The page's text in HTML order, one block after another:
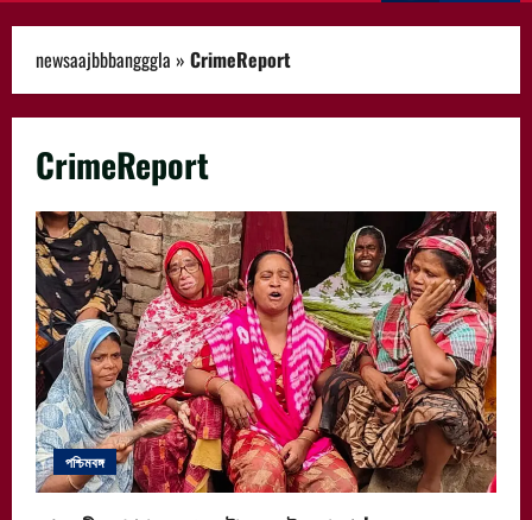
newsaajbbbangggla » CrimeReport
CrimeReport
পশ্চিমবঙ্গ